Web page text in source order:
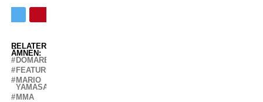
RELATERADE
ÄMNEN:
DOMARE
FEATURED
MARIO
YAMASAKI
MMA